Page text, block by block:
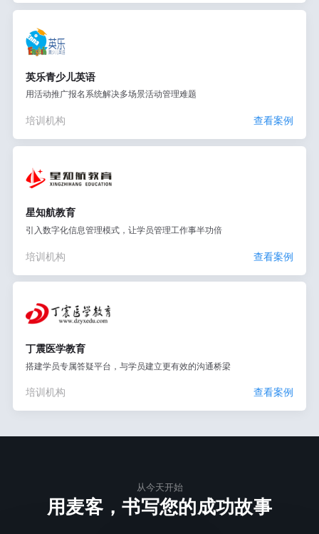
英乐青少儿英语
用活动推广报名系统解决多场景活动管理难题
培训机构 查看案例
星知航教育
引入数字化信息管理模式，让学员管理工作事半功倍
培训机构 查看案例
丁震医学教育
搭建学员专属答疑平台，与学员建立更有效的沟通桥梁
培训机构 查看案例
从今天开始
用麦客，书写您的成功故事